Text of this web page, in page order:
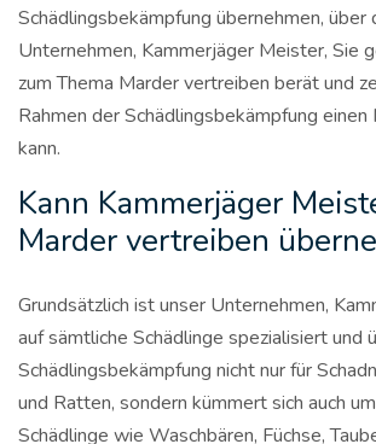
Schädlingsbekämpfung übernehmen, über
Unternehmen, Kammerjäger Meister, Sie
zum Thema Marder vertreiben berät und
Rahmen der Schädlingsbekämpfung
kann.
Kann Kammerjäger
Marder vertreiben
Grundsätzlich ist unser Unternehmen,
auf sämtliche Schädlinge spezialisiert und
Schädlingsbekämpfung nicht nur für
und Ratten, sondern kümmert sich auch
Schädlinge wie Waschbären, Füchse,